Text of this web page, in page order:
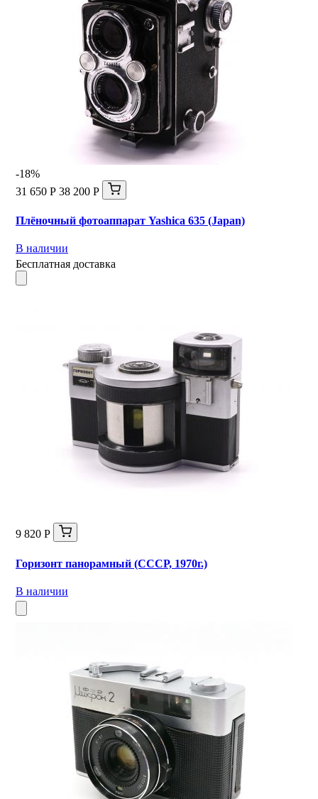
-18%
31 650 Р 38 200 Р
Плёночный фотоаппарат Yashica 635 (Japan)
В наличии
Бесплатная доставка
9 820 Р
Горизонт панорамный (СССР, 1970г.)
В наличии